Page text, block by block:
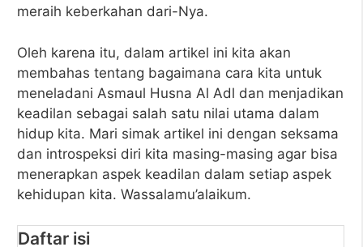
meraih keberkahan dari-Nya.
Oleh karena itu, dalam artikel ini kita akan
membahas tentang bagaimana cara kita untuk
meneladani Asmaul Husna Al Adl dan menjadikan
keadilan sebagai salah satu nilai utama dalam
hidup kita. Mari simak artikel ini dengan seksama
dan introspeksi diri kita masing-masing agar bisa
menerapkan aspek keadilan dalam setiap aspek
kehidupan kita. Wassalamu’alaikum.
Daftar isi